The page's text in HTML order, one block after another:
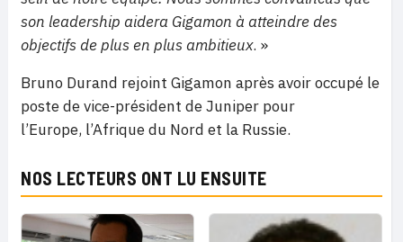
son leadership aidera Gigamon à atteindre des
objectifs de plus en plus ambitieux. »
Bruno Durand rejoint Gigamon après avoir occupé le
poste de vice-président de Juniper pour
l’Europe, l’Afrique du Nord et la Russie.
NOS LECTEURS ONT LU ENSUITE